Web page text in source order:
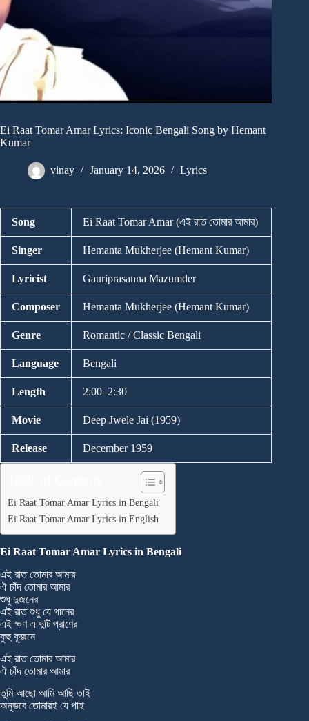
Ei Raat Tomar Amar Lyrics: Iconic Bengali Song by Hemant
Kumar
vinay January 14, 2026 Lyrics
Song Ei Raat Tomar Amar (এই রাত তোমার আমার)
Singer Hemanta Mukherjee (Hemant Kumar)
Lyricist Gauriprasanna Mazumder
Composer Hemanta Mukherjee (Hemant Kumar)
Genre Romantic / Classic Bengali
Language Bengali
Length 2:00–2:30
Movie Deep Jwele Jai (1959)
Release December 1959
Ei Raat Tomar Amar Lyrics in Bengali
Ei Raat Tomar Amar Lyrics in English
Ei Raat Tomar Amar Lyrics in Bengali
এই রাত তোমার আমার
ঐ চাঁদ তোমার আমার
শুধু দুজনের
এই রাত শুধু যে গানের
এই ক্ষণ এ দুটি প্রাণের
কুহু কূজনে
এই রাত তোমার আমার
ঐ চাঁদ তোমার আমার
তুমি আছো আমি আছি তাই
অনুভবে তোমারই যে পাই